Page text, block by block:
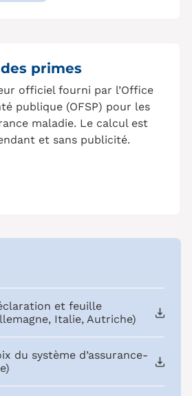
primes
officiel fourni par l’Office
publique (OFSP) pour les
maladie. Le calcul est
et sans publicité.
et feuille
Italie, Autriche)
du système d’assurance-